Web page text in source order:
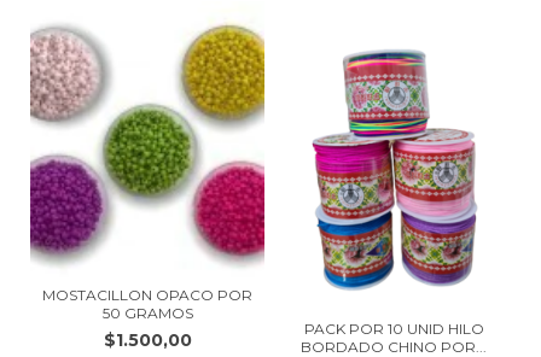
MOSTACILLON OPACO POR
50 GRAMOS
$1.500,00
PACK POR 10 UNID HILO
BORDADO CHINO POR...